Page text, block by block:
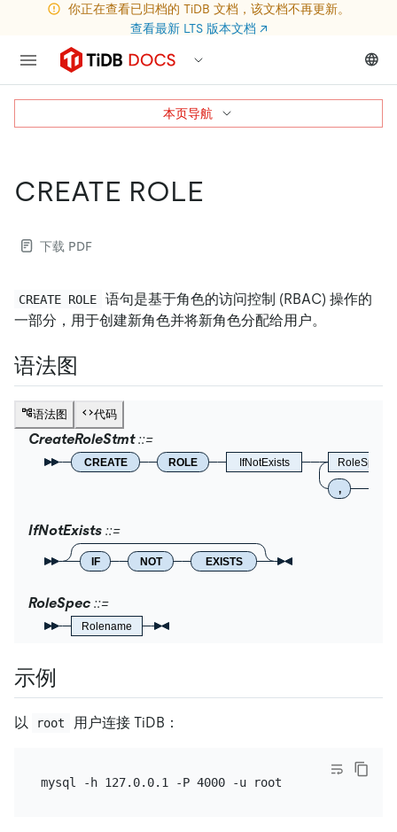
你正在查看已归档的 TiDB 文档，该文档不再更新。
查看最新 LTS 版本文档 ↗
CREATE ROLE
下载 PDF
CREATE ROLE
语句是基于角色的访问控制 (RBAC) 操作的
一部分，用于创建新角色并将新角色分配给用户。
语法图
语法图 代码
CreateRoleStmt
CREATE ROLE IfNotExists RoleSpec
,
IfNotExists
IF NOT EXISTS
RoleSpec
Rolename
示例
以 root 用户连接 TiDB：
本页导航